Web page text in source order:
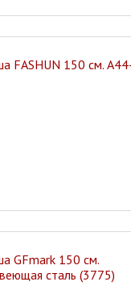
FASHUN 150 см.
GFmark 150 см.
сталь (3775)